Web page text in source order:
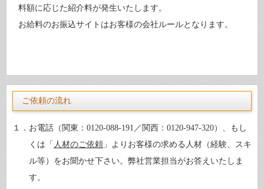
料額に応じた紹介料が発生いたします。
お給料のお振込サイトはお客様の会社ルールとなります。
ご依頼の流れ
１．お電話（関東：0120-088-191／関西：0120-947-320）、もし
くは「 人材のご依頼 」よりお客様の求める人材（経験、スキ
ル等）をお聞かせ下さい。弊社営業担当がお答えいたしま
す。